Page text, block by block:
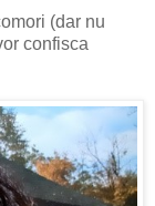
(dar nu
confisca